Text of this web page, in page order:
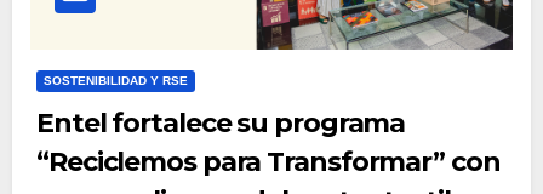
SOSTENIBILIDAD Y RSE
Entel fortalece su programa
“Reciclemos para Transformar” con